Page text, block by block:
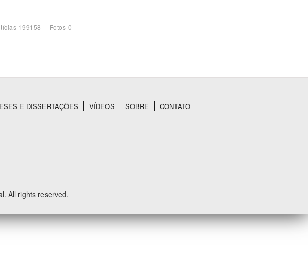
199158 Fotos 0
E DISSERTAÇÕES VÍDEOS SOBRE CONTATO
All rights reserved.